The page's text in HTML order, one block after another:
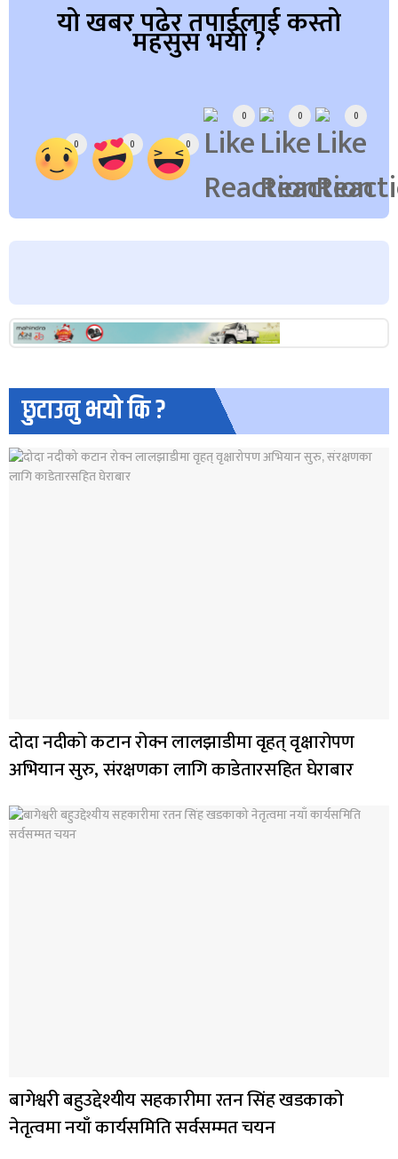
यो खबर पढेर तपाईलाई कस्तो
महसुस भयो ?
0 0 0
0 0 0
छुटाउनु भयो कि ?
दोदा नदीको कटान रोक्न लालझाडीमा वृहत् वृक्षारोपण
अभियान सुरु, संरक्षणका लागि काडेतारसहित घेराबार
बागेश्वरी बहुउद्देश्यीय सहकारीमा रतन सिंह खडकाको
नेतृत्वमा नयाँ कार्यसमिति सर्वसम्मत चयन